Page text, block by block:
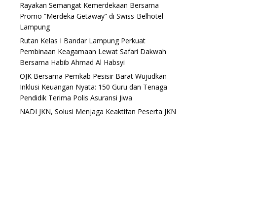
Rayakan Semangat Kemerdekaan Bersama
Promo “Merdeka Getaway” di Swiss-Belhotel
Lampung
Rutan Kelas I Bandar Lampung Perkuat
Pembinaan Keagamaan Lewat Safari Dakwah
Bersama Habib Ahmad Al Habsyi
OJK Bersama Pemkab Pesisir Barat Wujudkan
Inklusi Keuangan Nyata: 150 Guru dan Tenaga
Pendidik Terima Polis Asuransi Jiwa
NADI JKN, Solusi Menjaga Keaktifan Peserta JKN